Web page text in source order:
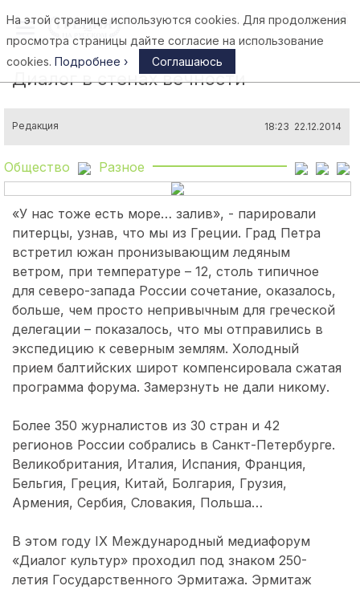
Афины
Диалог в стенах вечности
Редакция 18:23 22.12.2014
Общество Разное
«У нас тоже есть море… залив», - парировали
питерцы, узнав, что мы из Греции. Град Петра
встретил южан пронизывающим ледяным
ветром, при температуре – 12, столь типичное
для северо-запада России сочетание, оказалось,
больше, чем просто непривычным для греческой
делегации – показалось, что мы отправились в
экспедицию к северным землям. Холодный
прием балтийских широт компенсировала сжатая
программа форума. Замерзнуть не дали никому.
Более 350 журналистов из 30 стран и 42
регионов России собрались в Санкт-Петербурге.
Великобритания, Италия, Испания, Франция,
Бельгия, Греция, Китай, Болгария, Грузия,
Армения, Сербия, Словакия, Польша…
В этом году ΙX Международный медиафорум
«Диалог культур» проходил под знаком 250-
летия Государственного Эрмитажа. Эрмитаж
На этой странице используются cookies. Для продолжения
просмотра страницы дайте согласие на использование
cookies. Подробнее › Соглашаюсь